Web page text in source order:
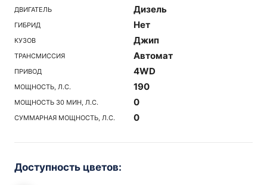
ДВИГАТЕЛЬ Дизель
ГИБРИД Нет
КУЗОВ Джип
ТРАНСМИССИЯ Автомат
ПРИВОД 4WD
МОЩНОСТЬ, Л.С. 190
МОЩНОСТЬ 30 МИН, Л.С. 0
СУММАРНАЯ МОЩНОСТЬ, Л.С. 0
Доступность цветов: